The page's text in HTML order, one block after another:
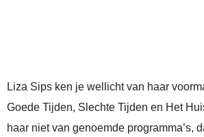
Liza Sips ken je wellicht van haar
Goede Tijden, Slechte Tijden en Het
haar niet van genoemde programma’s,